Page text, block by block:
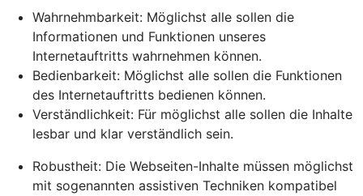
Wahrnehmbarkeit: Möglichst alle sollen die
Informationen und Funktionen unseres
Internetauftritts wahrnehmen können.
Bedienbarkeit: Möglichst alle sollen die Funktionen
des Internetauftritts bedienen können.
Verständlichkeit: Für möglichst alle sollen die Inhalte
lesbar und klar verständlich sein.
Robustheit: Die Webseiten-Inhalte müssen möglichst
mit sogenannten assistiven Techniken kompatibel